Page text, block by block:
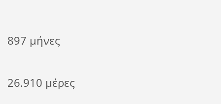
897 μήνες
26.910 μέρες